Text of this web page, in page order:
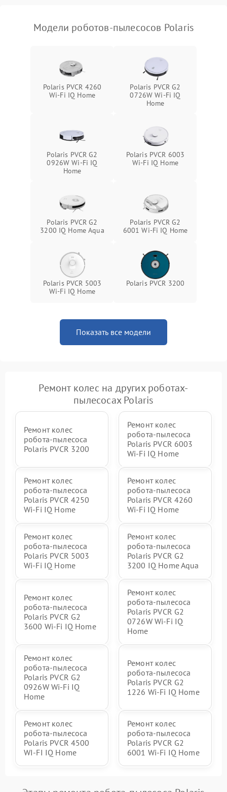
Модели роботов-пылесосов Polaris
Polaris PVCR 4260
Wi-Fi IQ Home
Polaris PVCR G2
0726W Wi-Fi IQ
Home
Polaris PVCR G2
0926W Wi-Fi IQ
Home
Polaris PVCR 6003
Wi-Fi IQ Home
Polaris PVCR G2
3200 IQ Home Aqua
Polaris PVCR G2
6001 Wi-Fi IQ Home
Polaris PVCR 5003
Wi-Fi IQ Home
Polaris PVCR 3200
Показать все модели
Ремонт колес на других роботах-
пылесосах Polaris
Ремонт колес
робота-пылесоса
Polaris PVCR 3200
Ремонт колес
робота-пылесоса
Polaris PVCR 6003
Wi-Fi IQ Home
Ремонт колес
робота-пылесоса
Polaris PVCR 4250
Wi-Fi IQ Home
Ремонт колес
робота-пылесоса
Polaris PVCR 4260
Wi-Fi IQ Home
Ремонт колес
робота-пылесоса
Polaris PVCR 5003
Wi-Fi IQ Home
Ремонт колес
робота-пылесоса
Polaris PVCR G2
3200 IQ Home Aqua
Ремонт колес
робота-пылесоса
Polaris PVCR G2
3600 Wi-Fi IQ Home
Ремонт колес
робота-пылесоса
Polaris PVCR G2
0726W Wi-Fi IQ
Home
Ремонт колес
робота-пылесоса
Polaris PVCR G2
0926W Wi-Fi IQ
Home
Ремонт колес
робота-пылесоса
Polaris PVCR G2
1226 Wi-Fi IQ Home
Ремонт колес
робота-пылесоса
Polaris PVCR 4500
WI-FI IQ Home
Ремонт колес
робота-пылесоса
Polaris PVCR G2
6001 Wi-Fi IQ Home